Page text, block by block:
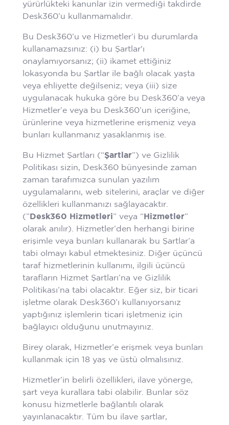
yürürlükteki kanunlar izin vermediği takdirde
Desk360’u kullanmamalıdır.
Bu Desk360’u ve Hizmetler’i bu durumlarda
kullanamazsınız: (i) bu Şartlar'ı
onaylamıyorsanız; (ii) ikamet ettiğiniz
lokasyonda bu Şartlar ile bağlı olacak yaşta
veya ehliyette değilseniz; veya (iii) size
uygulanacak hukuka göre bu Desk360’a veya
Hizmetler’e veya bu Desk360’un içeriğine,
ürünlerine veya hizmetlerine erişmeniz veya
bunları kullanmanız yasaklanmış ise.
Bu Hizmet Şartları (“Şartlar”) ve Gizlilik
Politikası sizin, Desk360 bünyesinde zaman
zaman tarafımızca sunulan yazılım
uygulamalarını, web sitelerini, araçlar ve diğer
özellikleri kullanmanızı sağlayacaktır.
(” Desk360 Hizmetleri” veya “ Hizmetler”
olarak anılır). Hizmetler’den herhangi birine
erişimle veya bunları kullanarak bu Şartlar’a
tabi olmayı kabul etmektesiniz. Diğer üçüncü
taraf hizmetlerinin kullanımı, ilgili üçüncü
tarafların Hizmet Şartları’na ve Gizlilik
Politikası’na tabi olacaktır. Eğer siz, bir ticari
işletme olarak Desk360’ı kullanıyorsanız
yaptığınız işlemlerin ticari işletmeniz için
bağlayıcı olduğunu unutmayınız.
Birey olarak, Hizmetler’e erişmek veya bunları
kullanmak için 18 yaş ve üstü olmalısınız.
Hizmetler’in belirli özellikleri, ilave yönerge,
şart veya kurallara tabi olabilir. Bunlar söz
konusu hizmetlerle bağlantılı olarak
yayınlanacaktır. Tüm bu ilave şartlar,